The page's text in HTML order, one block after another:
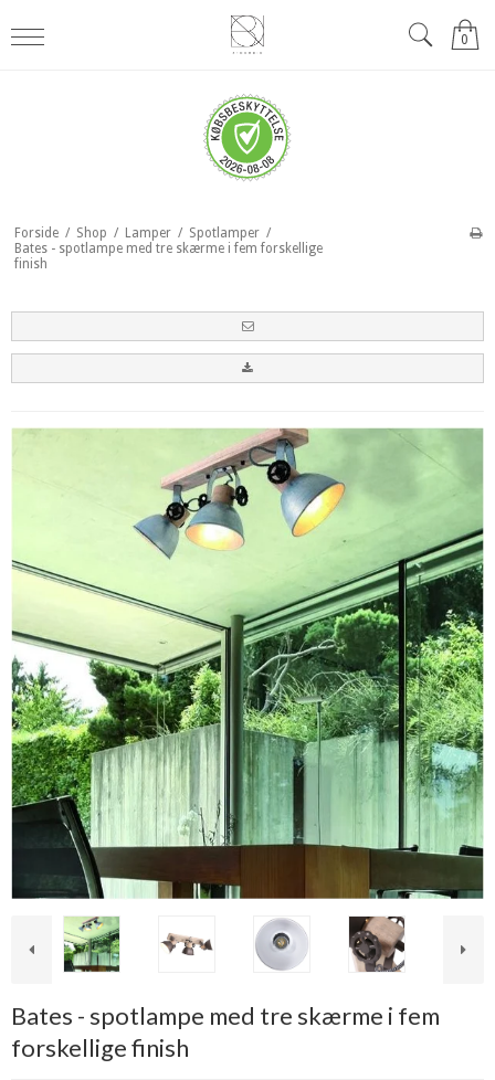
0
Forside / Shop / Lamper / Spotlamper /
Bates - spotlampe med tre skærme i fem forskellige
finish
Bates - spotlampe med tre skærme i fem
forskellige finish